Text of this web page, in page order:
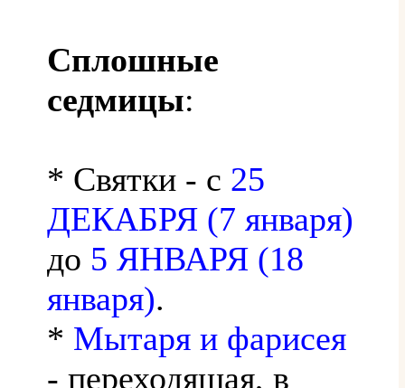
Сплошные
седмицы:
* Святки - с 25
ДЕКАБРЯ (7 января)
до 5 ЯНВАРЯ (18
января).
* Мытаря и фарисея
- переходящая, в